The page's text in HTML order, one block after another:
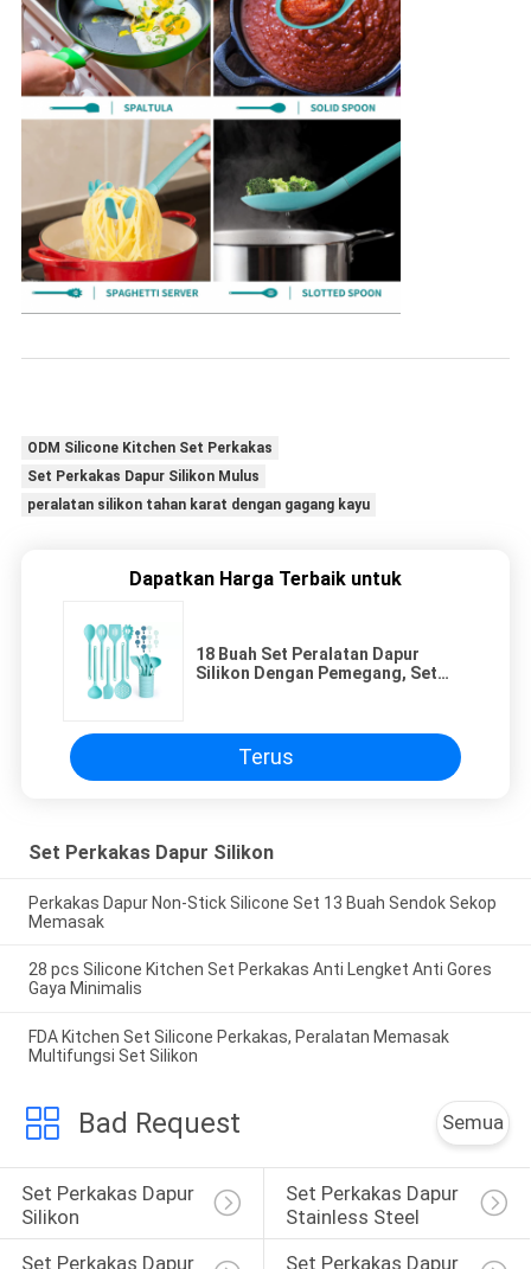
ODM Silicone Kitchen Set Perkakas
Set Perkakas Dapur Silikon Mulus
peralatan silikon tahan karat dengan gagang kayu
Dapatkan Harga Terbaik untuk
18 Buah Set Peralatan Dapur
Silikon Dengan Pemegang, Set
Terus
Set Perkakas Dapur Silikon
Perkakas Dapur Non-Stick Silicone Set 13 Buah Sendok Sekop
Memasak
28 pcs Silicone Kitchen Set Perkakas Anti Lengket Anti Gores
Gaya Minimalis
FDA Kitchen Set Silicone Perkakas, Peralatan Memasak
Multifungsi Set Silikon
Bad Request Semua
Set Perkakas Dapur
Silikon
Set Perkakas Dapur
Stainless Steel
Set Perkakas Dapur
Set Perkakas Dapur